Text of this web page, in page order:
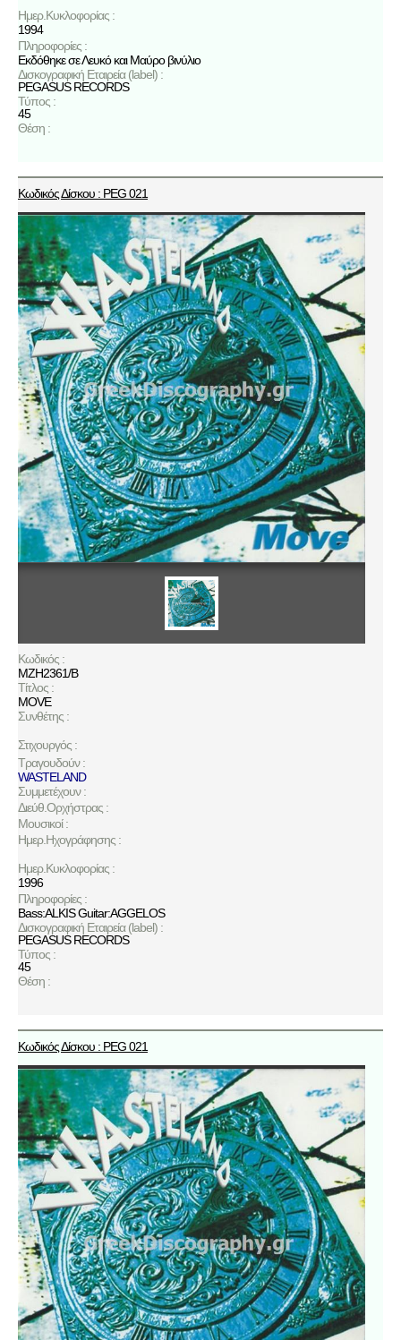
Ημερ.Κυκλοφορίας :
1994
Πληροφορίες :
Εκδόθηκε σε Λευκό και Μαύρο βινύλιο
Δισκογραφική Εταιρεία (label) :
PEGASUS RECORDS
Τύπος :
45
Θέση :
Κωδικός Δίσκου : PEG 021
Κωδικός :
MZH2361/B
Τίτλος :
MOVE
Συνθέτης :
Στιχουργός :
Τραγουδούν :
WASTELAND
Συμμετέχουν :
Διεύθ.Ορχήστρας :
Μουσικοί :
Ημερ.Ηχογράφησης :
Ημερ.Κυκλοφορίας :
1996
Πληροφορίες :
Bass:ALKIS Guitar:AGGELOS
Δισκογραφική Εταιρεία (label) :
PEGASUS RECORDS
Τύπος :
45
Θέση :
Κωδικός Δίσκου : PEG 021